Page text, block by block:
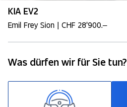
KIA EV2
Emil Frey Sion | CHF 28'900.–
Was dürfen wir für Sie tun?